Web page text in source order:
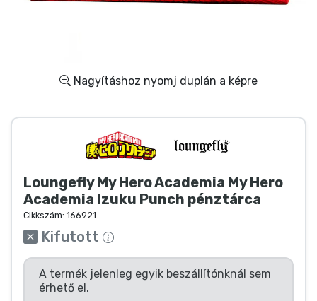
Nagyításhoz nyomj duplán a képre
Loungefly My Hero Academia My Hero
Academia Izuku Punch pénztárca
Cikkszám: 166921
Kifutott
A termék jelenleg egyik beszállítónknál sem
érhető el.
Animés cuccok
Gamer cuccok
Sportos cuccok
Zenés cuccok